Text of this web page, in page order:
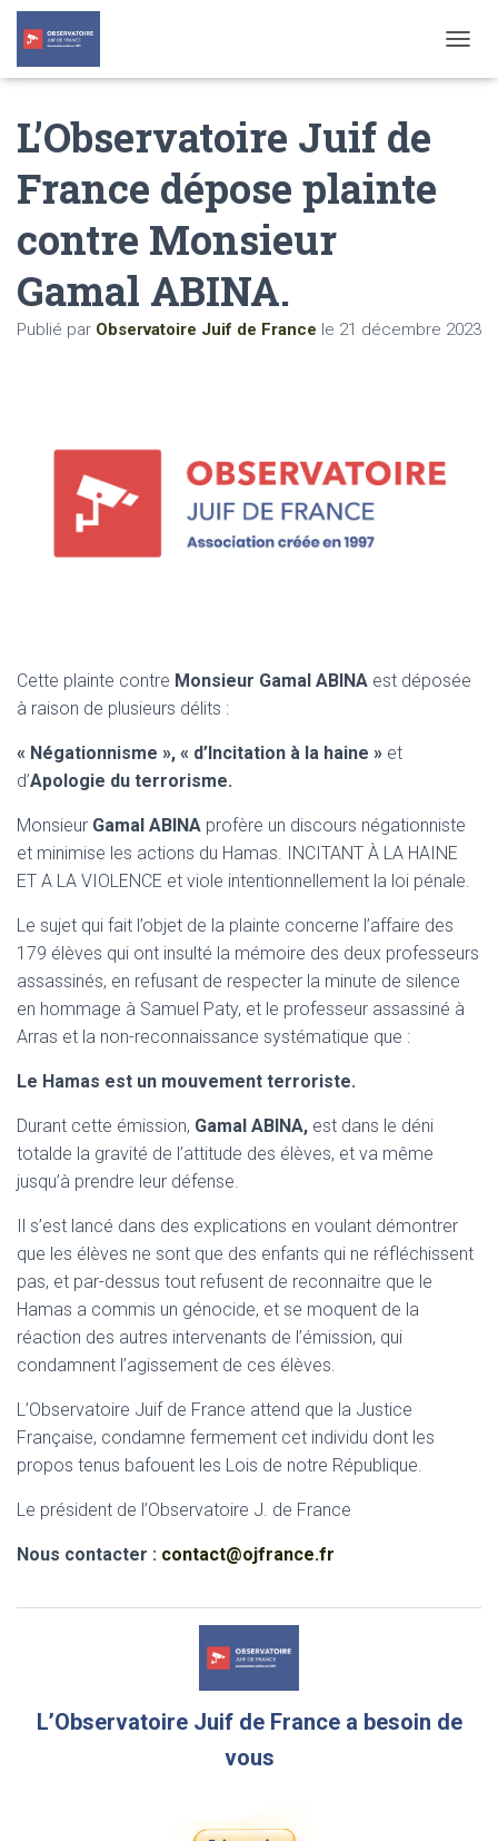
O
I
L’Observatoire Juif de
France dépose plainte
contre Monsieur
Gamal ABINA.
Publié par Observatoire Juif de France le 21 décembre 2023
Cette plainte contre Monsieur Gamal ABINA est déposée
à raison de plusieurs délits :
« Négationnisme », « d’Incitation à la haine » et
d’Apologie du terrorisme.
Monsieur Gamal ABINA profère un discours négationniste
et minimise les actions du Hamas. INCITANT À LA HAINE
ET A LA VIOLENCE et viole intentionnellement la loi pénale.
Le sujet qui fait l’objet de la plainte concerne l’affaire des
179 élèves qui ont insulté la mémoire des deux professeurs
assassinés, en refusant de respecter la minute de silence
en hommage à Samuel Paty, et le professeur assassiné à
Arras et la non-reconnaissance systématique que :
Le Hamas est un mouvement terroriste.
Durant cette émission, Gamal ABINA, est dans le déni
totalde la gravité de l’attitude des élèves, et va même
jusqu’à prendre leur défense.
Il s’est lancé dans des explications en voulant démontrer
que les élèves ne sont que des enfants qui ne réfléchissent
pas, et par-dessus tout refusent de reconnaitre que le
Hamas a commis un génocide, et se moquent de la
réaction des autres intervenants de l’émission, qui
condamnent l’agissement de ces élèves.
L’Observatoire Juif de France attend que la Justice
Française, condamne fermement cet individu dont les
propos tenus bafouent les Lois de notre République.
Le président de l’Observatoire J. de France
Nous contacter : contact@ojfrance.fr
L’Observatoire Juif de France a besoin de
vous